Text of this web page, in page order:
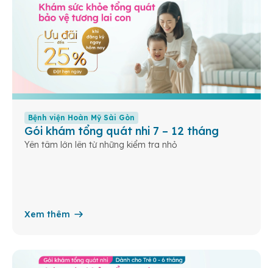
Bệnh viện Hoàn Mỹ Sài Gòn
Gói khám tổng quát nhi 7 – 12 tháng
Yên tâm lớn lên từ những kiểm tra nhỏ
Xem thêm